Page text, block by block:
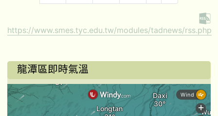
https://www.smes.tyc.edu.tw/modules/tadnews/rss.php
龍潭區即時氣溫